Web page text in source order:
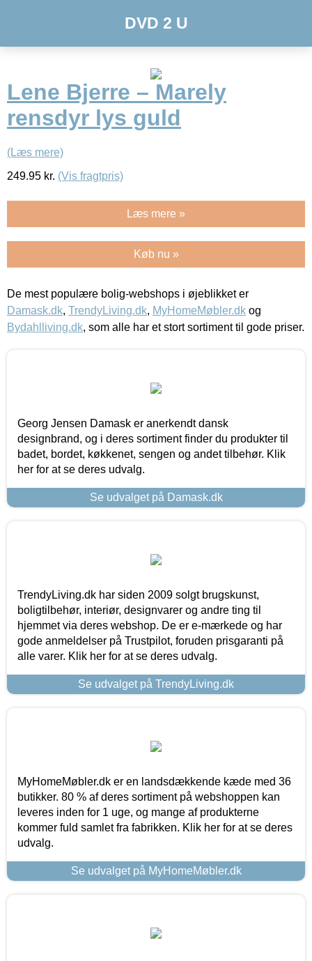
DVD 2 U
Lene Bjerre – Marely
rensdyr lys guld
(Læs mere)
249.95 kr. (Vis fragtpris)
Læs mere »
Køb nu »
De mest populære bolig-webshops i øjeblikket er
Damask.dk, TrendyLiving.dk, MyHomeMøbler.dk og
Bydahlliving.dk, som alle har et stort sortiment til gode priser.
Georg Jensen Damask er anerkendt dansk
designbrand, og i deres sortiment finder du produkter til
badet, bordet, køkkenet, sengen og andet tilbehør. Klik
her for at se deres udvalg.
Se udvalget på Damask.dk
TrendyLiving.dk har siden 2009 solgt brugskunst,
boligtilbehør, interiør, designvarer og andre ting til
hjemmet via deres webshop. De er e-mærkede og har
gode anmeldelser på Trustpilot, foruden prisgaranti på
alle varer. Klik her for at se deres udvalg.
Se udvalget på TrendyLiving.dk
MyHomeMøbler.dk er en landsdækkende kæde med 36
butikker. 80 % af deres sortiment på webshoppen kan
leveres inden for 1 uge, og mange af produkterne
kommer fuld samlet fra fabrikken. Klik her for at se deres
udvalg.
Se udvalget på MyHomeMøbler.dk